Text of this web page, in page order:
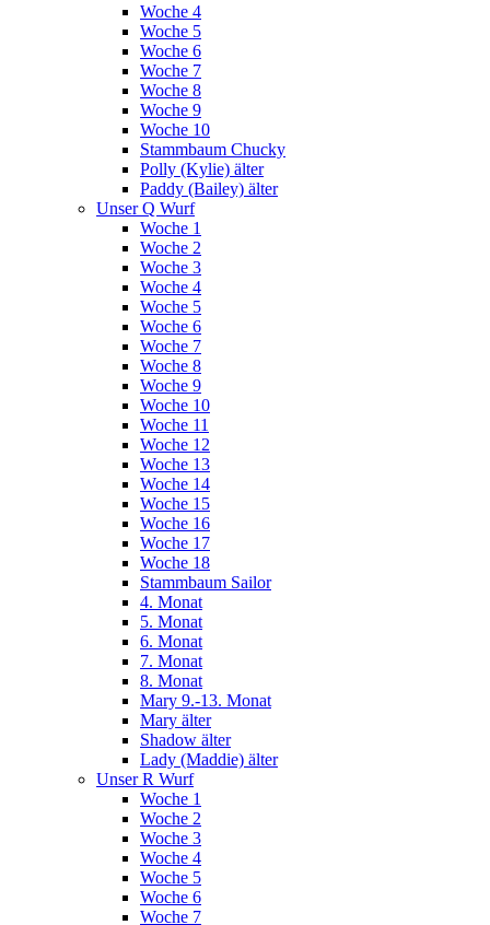
Woche 4
Woche 5
Woche 6
Woche 7
Woche 8
Woche 9
Woche 10
Stammbaum Chucky
Polly (Kylie) älter
Paddy (Bailey) älter
Unser Q Wurf
Woche 1
Woche 2
Woche 3
Woche 4
Woche 5
Woche 6
Woche 7
Woche 8
Woche 9
Woche 10
Woche 11
Woche 12
Woche 13
Woche 14
Woche 15
Woche 16
Woche 17
Woche 18
Stammbaum Sailor
4. Monat
5. Monat
6. Monat
7. Monat
8. Monat
Mary 9.-13. Monat
Mary älter
Shadow älter
Lady (Maddie) älter
Unser R Wurf
Woche 1
Woche 2
Woche 3
Woche 4
Woche 5
Woche 6
Woche 7